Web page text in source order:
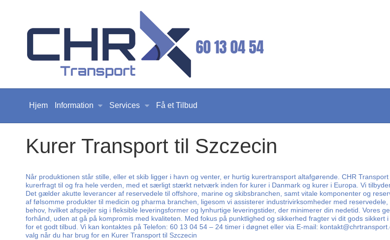
Hjem Information Services Få et Tilbud
Kurer Transport til Szczecin
Når produktionen står stille, eller et skib ligger i havn og venter, er hurtig kurertransport altafgørende. CHR
kurerfragt til og fra hele verden, med et særligt stærkt netværk inden for kurer i Danmark og kurer i Europa. Vi
Det gælder akutte leverancer af reservedele til offshore, marine og skibsbranchen, samt vitale komponenter og
af følsomme produkter til medicin og pharma branchen, ligesom vi assisterer industrivirksomheder med
behov, hvilket afspejler sig i fleksible leveringsformer og lynhurtige leveringstider, der minimerer din nedetid. Vores
forhånd, uden at gå på kompromis med kvaliteten. Med fokus på punktlighed og sikkerhed fragter vi dit gods
for et godt tilbud. Vi kan kontaktes på Telefon: 60 13 04 54 – 24 timer i døgnet eller via E-mail:
valg når du har brug for en Kurer Transport til Szczecin